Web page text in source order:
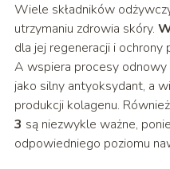
Wiele składników
utrzymaniu zdrowia skóry.
dla jej regeneracji i ochrony
A wspiera procesy odnowy
jako silny antyoksydant, a
produkcji kolagenu. Również
3 są niezwykle ważne,
odpowiedniego poziomu